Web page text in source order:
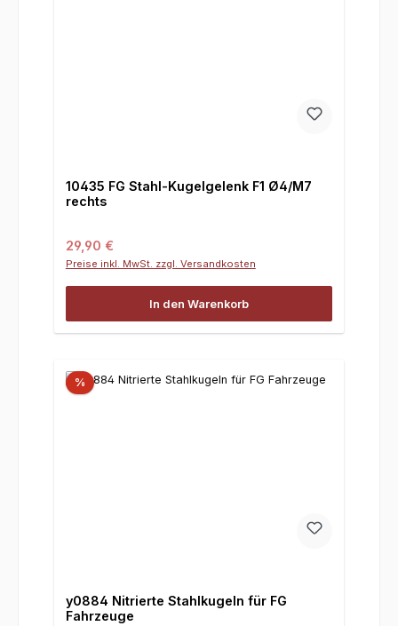
10435 FG Stahl-Kugelgelenk F1 Ø4/M7
rechts
Regulärer Preis:
29,90 €
Preise inkl. MwSt. zzgl. Versandkosten
In den Warenkorb
%
y0884 Nitrierte Stahlkugeln für FG
Fahrzeuge